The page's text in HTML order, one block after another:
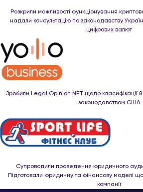
Розкрили можливості функціонування
надали консультацію по законодавству
цифрових валют
Зробили Legal Оpinion NFT щодо класифікації
законодавством США
Супроводили проведення юридичного
Підготовали юридичну та фінансову моделі
компанії